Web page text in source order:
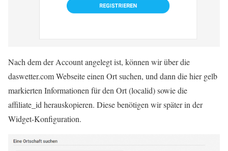
Nach dem der Account angelegt ist, können wir über die
daswetter.com Webseite einen Ort suchen, und dann die hier gelb
markierten Informationen für den Ort (localid) sowie die
affiliate_id herauskopieren. Diese benötigen wir später in der
Widget-Konfiguration.